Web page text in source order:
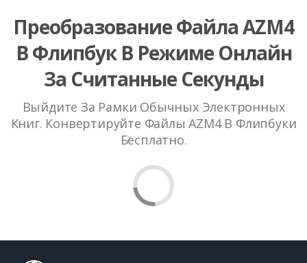
Преобразование Файла AZM4
В Флипбук В Режиме Онлайн
За Считанные Секунды
Выйдите За Рамки Обычных Электронных
Книг. Конвертируйте Файлы AZM4 В Флипбуки
Бесплатно.